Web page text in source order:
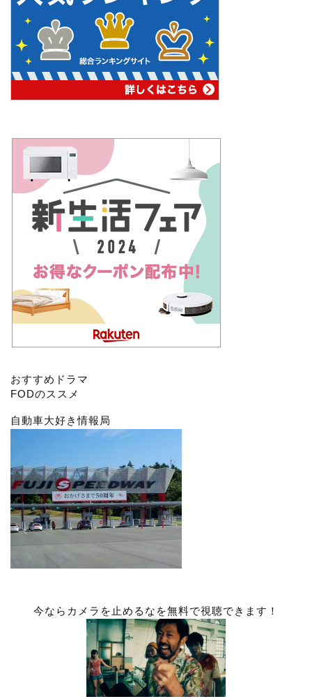
おすすめドラマ
FODのススメ
自動車大好き情報局
今ならカメラを止めるなを無料で視聴できます！